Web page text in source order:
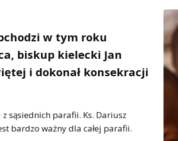
w tym roku
biskup kielecki Jan
i dokonał konsekracji
sąsiednich parafii. Ks. Dariusz
bardzo ważny dla całej parafii.